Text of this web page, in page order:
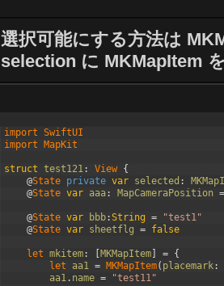
選択可能にする方法は
selection に MKMapItem
import SwiftUI
import MapKit
struct test121 : View {
@State private var selected :
@State var aaa : MapCameraPosition =
@State var bbb :String =
"test1"
@State var sheetflg = false
let mkitem : [MKMapItem] = {
let aa1 = MKMapItem( placemark :
aa1 . name = "test11"